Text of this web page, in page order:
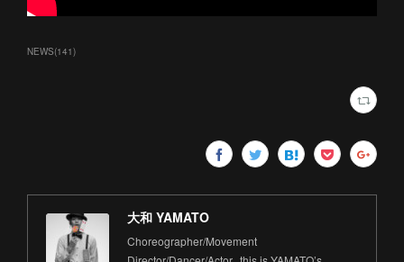
NEWS(141)
大和 YAMATO
Choreographer/Movement